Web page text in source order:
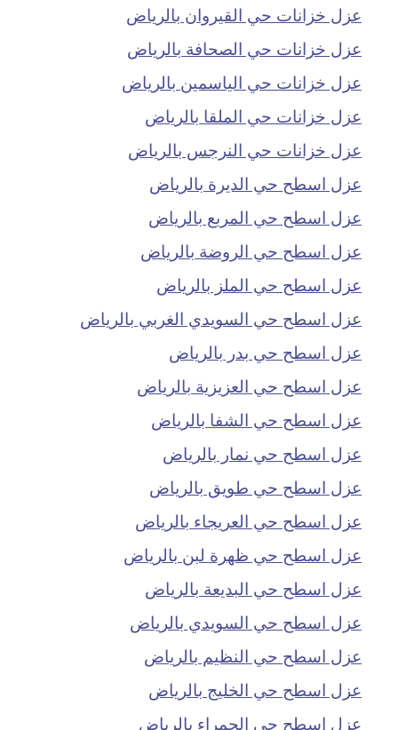
عزل خزانات حي القيروان بالرياض
عزل خزانات حي الصحافة بالرياض
عزل خزانات حي الياسمين بالرياض
عزل خزانات حي الملقا بالرياض
عزل خزانات حي النرجس بالرياض
عزل اسطح حي الديرة بالرياض
عزل اسطح حي المربع بالرياض
عزل اسطح حي الروضة بالرياض
عزل اسطح حي الملز بالرياض
عزل اسطح حي السويدي الغربي بالرياض
عزل اسطح حي بدر بالرياض
عزل اسطح حي العزيزية بالرياض
عزل اسطح حي الشفا بالرياض
عزل اسطح حي نمار بالرياض
عزل اسطح حي طويق بالرياض
عزل اسطح حي العريجاء بالرياض
عزل اسطح حي ظهرة لبن بالرياض
عزل اسطح حي البديعة بالرياض
عزل اسطح حي السويدي بالرياض
عزل اسطح حي النظيم بالرياض
عزل اسطح حي الخليج بالرياض
عزل اسطح حي الحمراء بالرياض